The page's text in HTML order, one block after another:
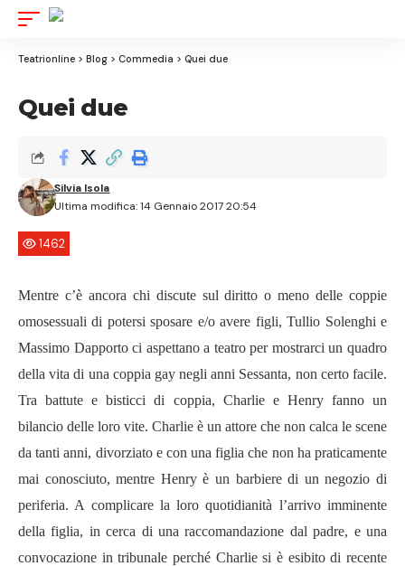
Teatrionline > Blog > Commedia > Quei due
Quei due
Ultima modifica: 14 Gennaio 2017 20:54
Silvia Isola
1462
Mentre c’è ancora chi discute sul diritto o meno delle coppie
omosessuali di potersi sposare e/o avere figli, Tullio Solenghi e
Massimo Dapporto ci aspettano a teatro per mostrarci un quadro
della vita di una coppia gay negli anni Sessanta, non certo facile.
Tra battute e bisticci di coppia, Charlie e Henry fanno un
bilancio delle loro vite. Charlie è un attore che non calca le scene
da tanti anni, divorziato e con una figlia che non ha praticamente
mai conosciuto, mentre Henry è un barbiere di un negozio di
periferia. A complicare la loro quotidianità l’arrivo imminente
della figlia, in cerca di una raccomandazione dal padre, e una
convocazione in tribunale perché Charlie si è esibito di recente